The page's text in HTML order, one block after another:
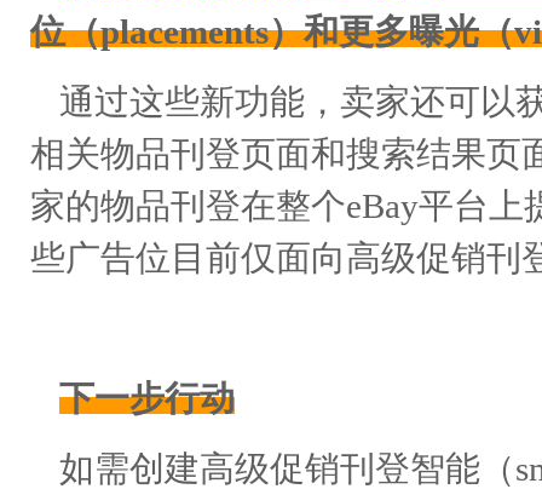
位（placements）和更多曝光（
通过这些新功能，卖家还可以
相关物品刊登页面和搜索结果页
家的物品刊登在整个eBay平台
些广告位目前仅面向高级促销刊
下一步行动
如需创建高级促销刊登智能（